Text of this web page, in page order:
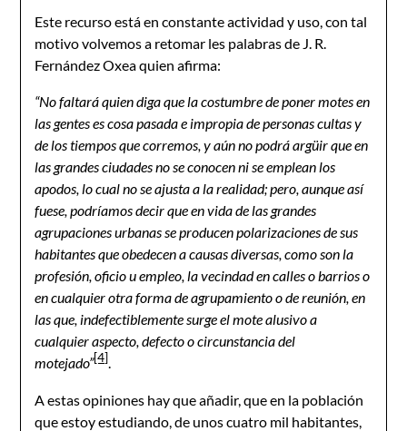
Este recurso está en constante actividad y uso, con tal
motivo volvemos a retomar les palabras de J. R.
Fernández Oxea quien afirma:
“No faltará quien diga que la costumbre de poner motes en
las gentes es cosa pasada e impropia de personas cultas y
de los tiempos que corremos, y aún no podrá argüir que en
las grandes ciudades no se conocen ni se emplean los
apodos, lo cual no se ajusta a la realidad; pero, aunque así
fuese, podríamos decir que en vida de las grandes
agrupaciones urbanas se producen polarizaciones de sus
habitantes que obedecen a causas diversas, como son la
profesión, oficio u empleo, la vecindad en calles o barrios o
en cualquier otra forma de agrupamiento o de reunión, en
las que, indefectiblemente surge el mote alusivo a
cualquier aspecto, defecto o circunstancia del
motejado”[4].
A estas opiniones hay que añadir, que en la población
que estoy estudiando, de unos cuatro mil habitantes,